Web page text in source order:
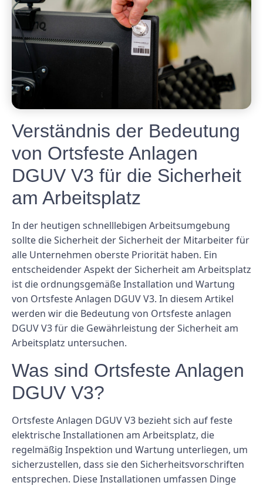
Verständnis der Bedeutung
von Ortsfeste Anlagen
DGUV V3 für die Sicherheit
am Arbeitsplatz
In der heutigen schnelllebigen Arbeitsumgebung
sollte die Sicherheit der Sicherheit der Mitarbeiter für
alle Unternehmen oberste Priorität haben. Ein
entscheidender Aspekt der Sicherheit am Arbeitsplatz
ist die ordnungsgemäße Installation und Wartung
von Ortsfeste Anlagen DGUV V3. In diesem Artikel
werden wir die Bedeutung von Ortsfeste anlagen
DGUV V3 für die Gewährleistung der Sicherheit am
Arbeitsplatz untersuchen.
Was sind Ortsfeste Anlagen
DGUV V3?
Ortsfeste Anlagen DGUV V3 bezieht sich auf feste
elektrische Installationen am Arbeitsplatz, die
regelmäßig Inspektion und Wartung unterliegen, um
sicherzustellen, dass sie den Sicherheitsvorschriften
entsprechen. Diese Installationen umfassen Dinge